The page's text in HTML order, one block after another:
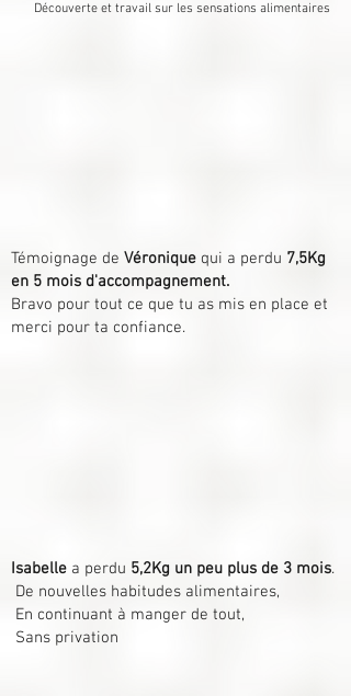
Découverte et travail sur les sensations alimentaires
Témoignage de Véronique qui a perdu 7,5Kg
en 5 mois d'accompagnement.
Bravo pour tout ce que tu as mis en place et
merci pour ta confiance.
Isabelle a perdu 5,2Kg un peu plus de 3 mois.
De nouvelles habitudes alimentaires,
En continuant à manger de tout,
Sans privation